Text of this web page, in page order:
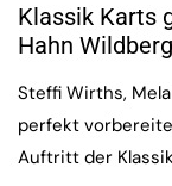
Klassik Karts
Hahn
Steffi Wirths,
perfekt
Auftritt der